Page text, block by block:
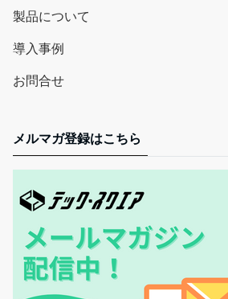
製品について
導入事例
お問合せ
メルマガ登録はこちら